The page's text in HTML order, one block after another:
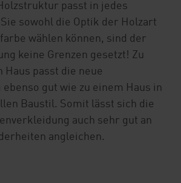
passt in jedes
sowohl die Optik der Holzart
wählen können, sind der
keine Grenzen gesetzt! Zu
passt die neue
gut wie zu einem Haus in
Baustil. Somit lässt sich die
auch sehr gut an
angleichen.